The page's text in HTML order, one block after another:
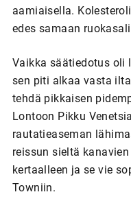
aamiaisella.
edes samaan
Vaikka säätiedotus oli
sen piti alkaa vasta
tehdä pikkaisen
Lontoon Pikku
rautatieaseman
reissun sieltä
kertaalleen ja se vie
Towniin.